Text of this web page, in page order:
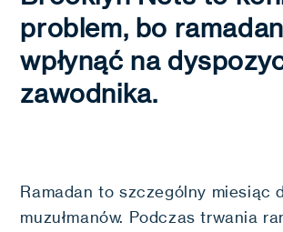
problem, bo
wpłynąć na
zawodnika.
Ramadan to szczególny miesiąc
muzułmanów. Podczas trwania